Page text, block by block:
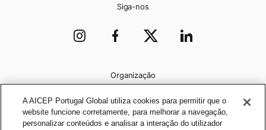
Siga-nos
Organização
A AICEP Portugal Global utiliza cookies para permitir que o
website funcione corretamente, para melhorar a navegação,
personalizar conteúdos e analisar a interação do utilizador